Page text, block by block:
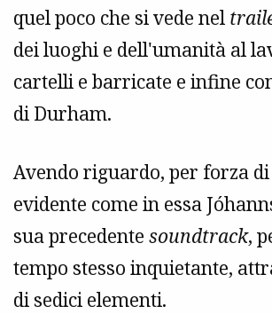
quel poco che si vede nel
dei luoghi e dell'umanità al
cartelli e barricate e infine
di Durham.
Avendo riguardo, per forza
evidente come in essa
sua precedente soundtrack,
tempo stesso inquietante,
di sedici elementi.